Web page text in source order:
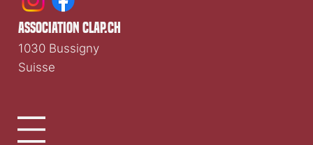
association clap.ch
1030 Bussigny
Suisse